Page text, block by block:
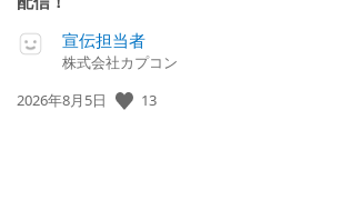
宣伝担当者
株式会社カプコン
公
2026年8月5日 13